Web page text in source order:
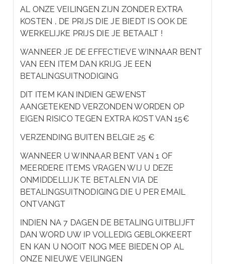
AL ONZE VEILINGEN ZIJN ZONDER EXTRA
KOSTEN , DE PRIJS DIE JE BIEDT IS OOK DE
WERKELIJKE PRIJS DIE JE BETAALT !
WANNEER JE DE EFFECTIEVE WINNAAR BENT
VAN EEN ITEM DAN KRIJG JE EEN
BETALINGSUITNODIGING
DIT ITEM KAN INDIEN GEWENST
AANGETEKEND VERZONDEN WORDEN OP
EIGEN RISICO TEGEN EXTRA KOST VAN 15€
VERZENDING BUITEN BELGIE 25 €
WANNEER U WINNAAR BENT VAN 1 OF
MEERDERE ITEMS VRAGEN WIJ U DEZE
ONMIDDELLIJK TE BETALEN VIA DE
BETALINGSUITNODIGING DIE U PER EMAIL
ONTVANGT
INDIEN NA 7 DAGEN DE BETALING UITBLIJFT
DAN WORD UW IP VOLLEDIG GEBLOKKEERT
EN KAN U NOOIT NOG MEE BIEDEN OP AL
ONZE NIEUWE VEILINGEN